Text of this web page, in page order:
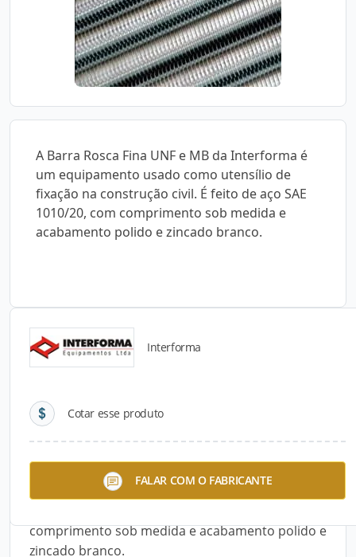
A Barra Rosca Fina UNF e MB da Interforma é
um equipamento usado como utensílio de
fixação na construção civil. É feito de aço SAE
1010/20, com comprimento sob medida e
acabamento polido e zincado branco.
Interforma
Cotar esse produto
FALAR COM O FABRICANTE
Detalhes do produto
Descrição do Produto
A Barra Rosca Fina UNF e MB da Interforma é um
equipamento usado como utensílio de fixação na
comprimento sob medida e acabamento polido e
zincado branco.